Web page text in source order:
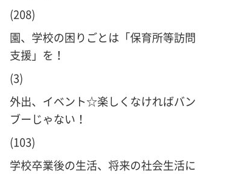
(208)
園、学校の困りごとは「保育所等訪問
支援」を！
(3)
外出、イベント☆楽しくなければバン
ブーじゃない！
(103)
学校卒業後の生活、将来の社会生活に